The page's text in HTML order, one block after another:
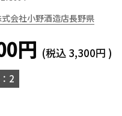
式会社小野酒造店長野県
円 (税込 3,300円 )
2